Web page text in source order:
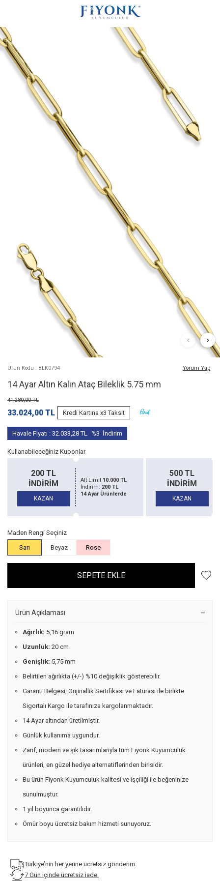
Ürün Kodu : BLK0794 Yorum Yap
14 Ayar Altın Kalın Ataç Bileklik 5.75 mm
41.280,00TL
33.024,00 TL Kredi Kartına x3 Taksit
Havale Fiyatı : 32.033,28TL %3 İndirim
Kullanabileceğiniz Kuponlar
200 TL
İNDİRİM
KAZAN
Alt Limit 10.000 TL
İndirim: 200 TL
14 Ayar Ürünlerde
500 TL
İNDİRİM
KAZAN
Maden Rengi Seçiniz
Sarı
Beyaz Rose
SEPETE EKLE
Ürün Açıklaması
Ağırlık: 5,16 gram
Uzunluk: 20 cm
Genişlik: 5,75 mm
Belirtilen ağırlıkta (+/-) %10 değişiklik gösterebilir.
Garanti Belgesi, Orijinallik Sertifikası ve Faturası ile birlikte
Sigortalı Kargo ile tarafınıza kargolanmaktadır.
14 Ayar altından üretilmiştir.
Günlük kullanıma uygundur.
Zarif, modern ve şık tasarımlarıyla tüm Fiyonk Kuyumculuk
ürünleri, en güzel hediye alternatiflerinden birisidir.
Bu ürün Fiyonk Kuyumculuk kalitesi ve işçiliği ile beğeninize
sunulmuştur.
1 yıl boyunca garantilidir.
Ömür boyu ücretsiz bakım hizmeti sunuyoruz.
Türkiye’nin her yerine ücretsiz gönderim.
7 Gün içinde ücretsiz iade.